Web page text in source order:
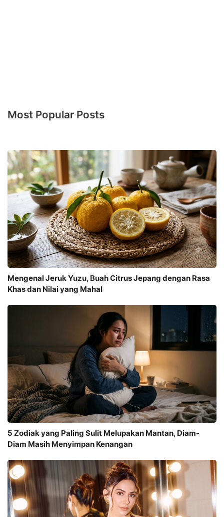
Most Popular Posts
Mengenal Jeruk Yuzu, Buah Citrus Jepang dengan Rasa
Khas dan Nilai yang Mahal
5 Zodiak yang Paling Sulit Melupakan Mantan, Diam-
Diam Masih Menyimpan Kenangan